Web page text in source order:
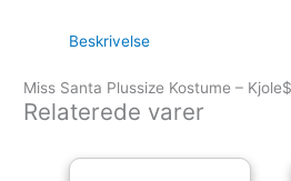
Beskrivelse
Miss Santa Plussize Kostume –
Relaterede varer